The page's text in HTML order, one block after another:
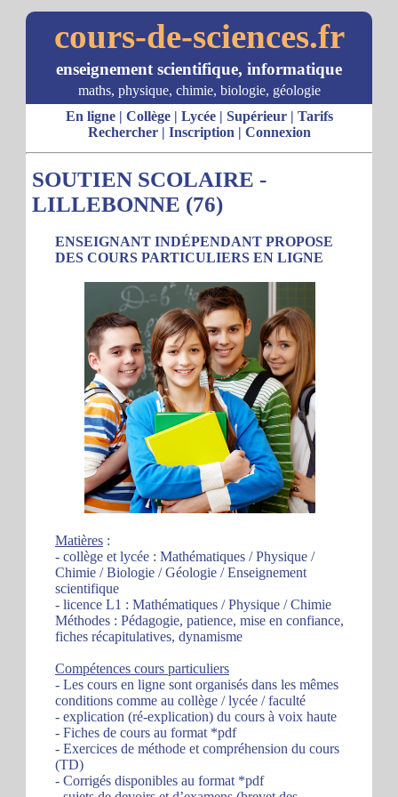
cours-de-sciences.fr
enseignement scientifique, informatique
maths, physique, chimie, biologie, géologie
En ligne| Collège| Lycée| Supérieur| Tarifs
Rechercher| Inscription | Connexion
SOUTIEN SCOLAIRE -
LILLEBONNE (76)
ENSEIGNANT INDÉPENDANT PROPOSE
DES COURS PARTICULIERS EN LIGNE
Matières :
- collège et lycée : Mathématiques / Physique /
Chimie / Biologie / Géologie / Enseignement
scientifique
- licence L1 : Mathématiques / Physique / Chimie
Méthodes : Pédagogie, patience, mise en confiance,
fiches récapitulatives, dynamisme
Compétences cours particuliers
- Les cours en ligne sont organisés dans les mêmes
conditions comme au collège / lycée / faculté
- explication (ré-explication) du cours à voix haute
- Fiches de cours au format *pdf
- Exercices de méthode et compréhension du cours
(TD)
- Corrigés disponibles au format *pdf